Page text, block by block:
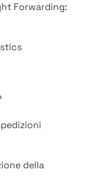
Forwarding:
della